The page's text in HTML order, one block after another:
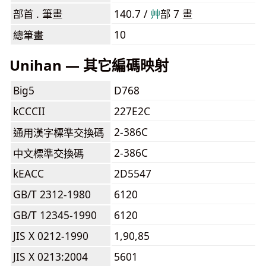
部首 . 筆畫
140.7 / ⾋部 7 畫
總筆畫
10
Unihan — 其它編碼映射
Big5
D768
kCCCII
227E2C
通用漢字標準交換碼
2-386C
中文標準交換碼
2-386C
kEACC
2D5547
GB/T 2312-1980
6120
GB/T 12345-1990
6120
JIS X 0212-1990
1,90,85
JIS X 0213:2004
5601